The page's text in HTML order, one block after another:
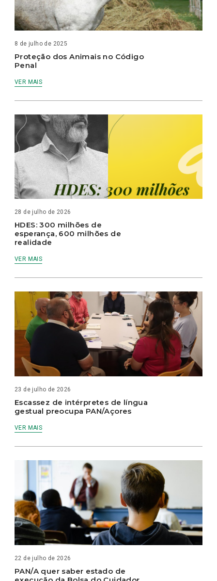
8 de julho de 2025
Proteção dos Animais no Código
Penal
VER MAIS
28 de julho de 2026
HDES: 300 milhões de
esperança, 600 milhões de
realidade
VER MAIS
23 de julho de 2026
Escassez de intérpretes de língua
gestual preocupa PAN/Açores
VER MAIS
22 de julho de 2026
PAN/A quer saber estado de